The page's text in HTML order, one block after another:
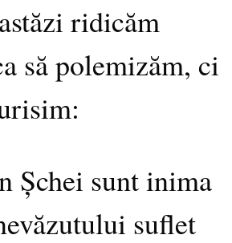
ridicăm
să polemizăm, ci
Șchei sunt inima
suflet